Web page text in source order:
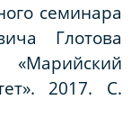
семинара
Глотова
2017. С.